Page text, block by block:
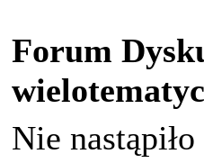
Forum
Nie